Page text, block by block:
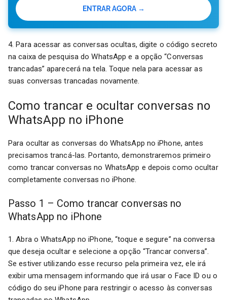
ENTRAR AGORA →
4. Para acessar as conversas ocultas, digite o código secreto
na caixa de pesquisa do WhatsApp e a opção “Conversas
trancadas” aparecerá na tela. Toque nela para acessar as
suas conversas trancadas novamente.
Como trancar e ocultar conversas no
WhatsApp no iPhone
Para ocultar as conversas do WhatsApp no iPhone, antes
precisamos trancá-las. Portanto, demonstraremos primeiro
como trancar conversas no WhatsApp e depois como ocultar
completamente conversas no iPhone.
Passo 1 – Como trancar conversas no
WhatsApp no iPhone
1. Abra o WhatsApp no iPhone, “toque e segure” na conversa
que deseja ocultar e selecione a opção “Trancar conversa”.
Se estiver utilizando esse recurso pela primeira vez, ele irá
exibir uma mensagem informando que irá usar o Face ID ou o
código do seu iPhone para restringir o acesso às conversas